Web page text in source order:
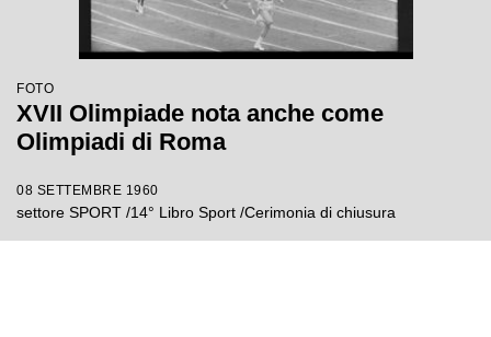
FOTO
XVII Olimpiade nota anche come
Olimpiadi di Roma
08 SETTEMBRE 1960
settore SPORT /14° Libro Sport /Cerimonia di chiusura